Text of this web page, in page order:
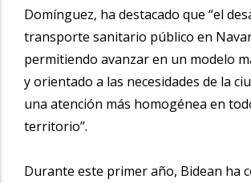
Domínguez, ha destacado que “el
transporte sanitario público en
permitiendo avanzar en un modelo
y orientado a las necesidades de la
una atención más homogénea en
territorio”.
Durante este primer año, Bidean ha